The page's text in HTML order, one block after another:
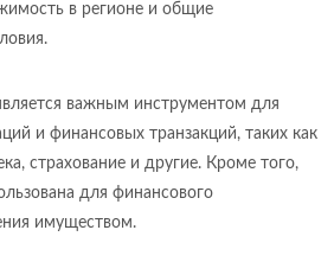
в регионе и общие
важным инструментом для
и финансовых транзакций, таких как
страхование и другие. Кроме того,
для финансового
имуществом.